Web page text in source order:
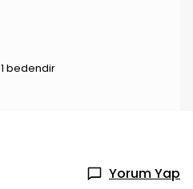
bedendir
Yorum Yap